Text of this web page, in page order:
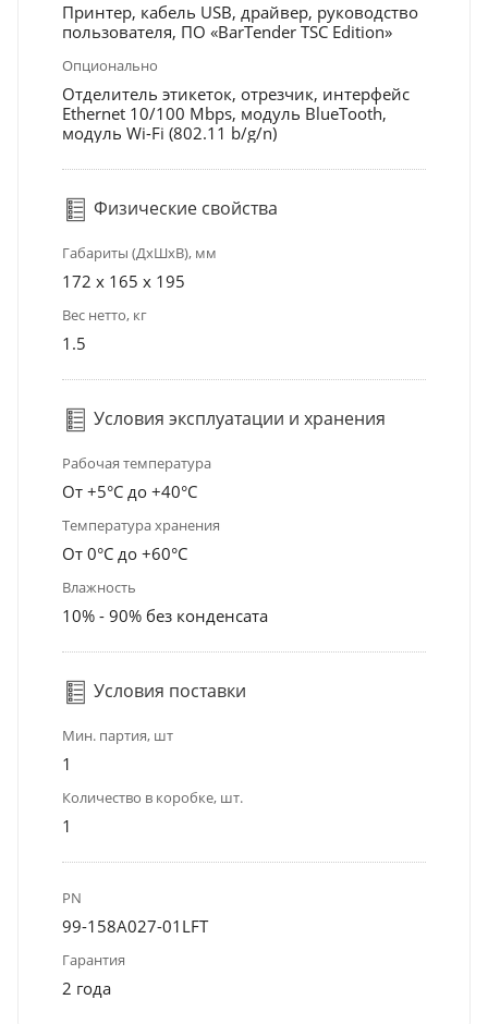
Принтер, кабель USB, драйвер, руководство
пользователя, ПО «BarTender TSC Edition»
Опционально
Отделитель этикеток, отрезчик, интерфейс
Ethernet 10/100 Mbps, модуль BlueTooth,
модуль Wi-Fi (802.11 b/g/n)
Физические свойства
Габариты (ДхШхВ), мм
172 x 165 x 195
Вес нетто, кг
1.5
Условия эксплуатации и хранения
Рабочая температура
От +5°С до +40°С
Температура хранения
От 0°С до +60°С
Влажность
10% - 90% без конденсата
Условия поставки
Мин. партия, шт
1
Количество в коробке, шт.
1
PN
99-158A027-01LFT
Гарантия
2 года